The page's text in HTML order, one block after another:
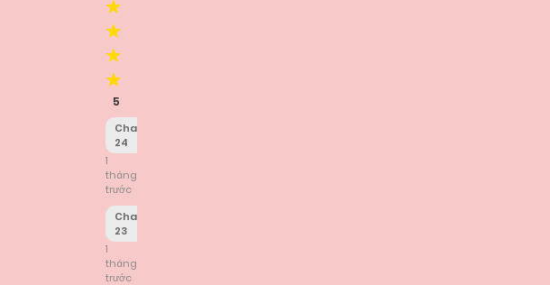
5
Chapter
24
1
tháng
trước
Chapter
23
1
tháng
trước